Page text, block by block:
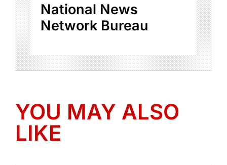
National News
Network Bureau
YOU MAY ALSO
LIKE